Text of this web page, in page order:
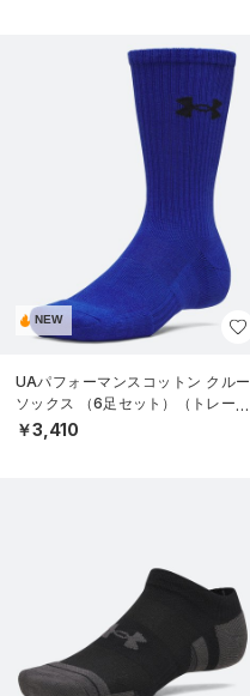
NEW
UAパフォーマンスコットン クルー
ソックス （6足セット）（トレーニ
ング/UNISEX）
￥3,410